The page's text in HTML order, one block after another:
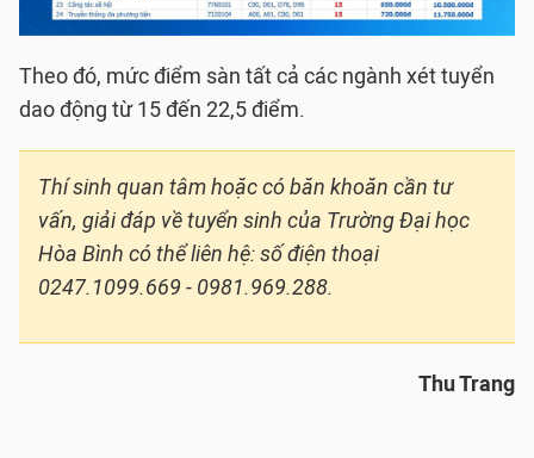
Theo đó, mức điểm sàn tất cả các ngành xét tuyển
dao động từ 15 đến 22,5 điểm.
Thí sinh quan tâm hoặc có băn khoăn cần tư
vấn, giải đáp về tuyển sinh của Trường Đại học
Hòa Bình có thể liên hệ: số điện thoại
0247.1099.669 - 0981.969.288.
Thu Trang